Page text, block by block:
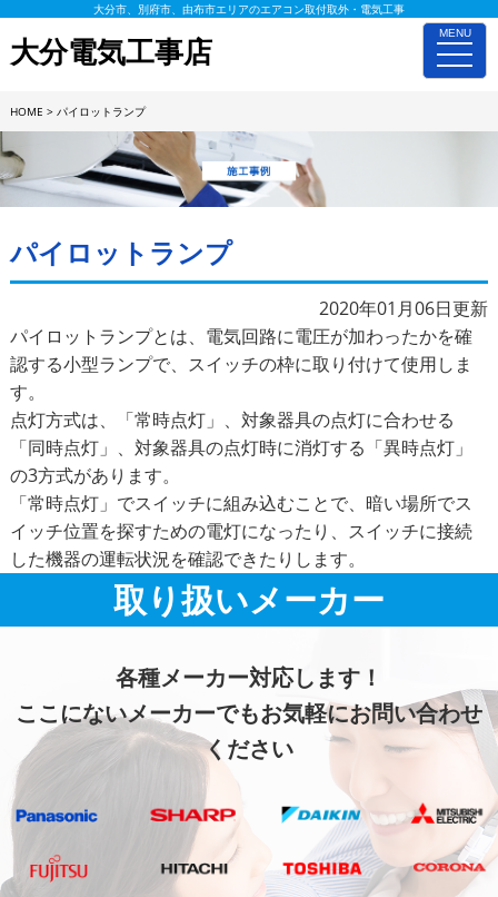
MENU
toggle
大分市、別府市、由布市エリアのエアコン取付取外・電気工事
大分電気工事店
HOME > パイロットランプ
パイロットランプ
2020年01月06日更新
パイロットランプとは、電気回路に電圧が加わったかを確
認する小型ランプで、スイッチの枠に取り付けて使用しま
す。
点灯方式は、「常時点灯」、対象器具の点灯に合わせる
「同時点灯」、対象器具の点灯時に消灯する「異時点灯」
の3方式があります。
「常時点灯」でスイッチに組み込むことで、暗い場所でス
イッチ位置を探すための電灯になったり、スイッチに接続
した機器の運転状況を確認できたりします。
取り扱いメーカー
各種メーカー対応します！
ここにないメーカーでもお気軽にお問い合わせ
ください